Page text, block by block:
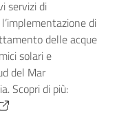
servizi di
di
delle acque
solari e
del Mar
Scopri di più: